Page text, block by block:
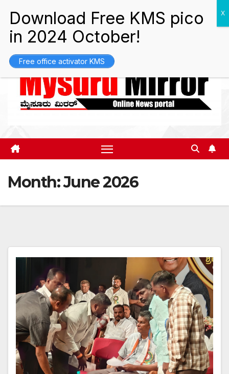
content
Sun. Aug 9th, 2026 9:08:01 AM
Month:June 2026
Free office activator KMS